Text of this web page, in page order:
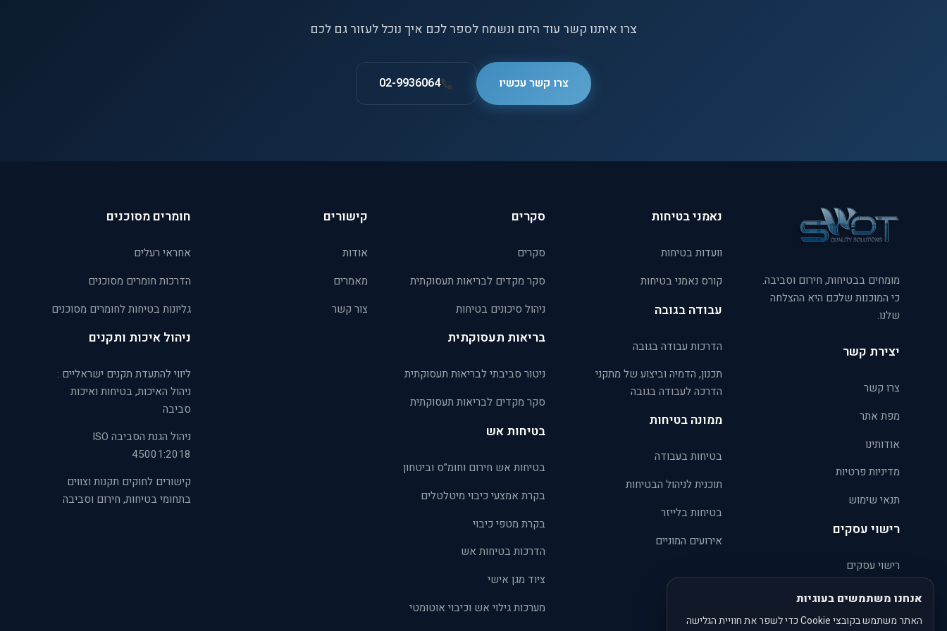
צרו איתנו קשר עוד היום ונשמח לספר לכם איך נוכל לעזור גם לכם
צרו קשר עכשיו 02-9936064
מומחים בבטיחות, חירום וסביבה.
כי המוכנות שלכם היא ההצלחה
שלנו.
יצירת קשר
צרו קשר
מפת אתר
אודותינו
מדיניות פרטיות
תנאי שימוש
רישוי עסקים
רישוי עסקים
טפסים אחידים לרישוי עסקים
רישוי עסקים במפעל – סיפור
נאמני בטיחות
וועדות בטיחות
קורס נאמני בטיחות
עבודה בגובה
הדרכות עבודה בגובה
תכנון, הדמיה וביצוע של מתקני
הדרכה לעבודה בגובה
ממונה בטיחות
בטיחות בעבודה
תוכנית לניהול הבטיחות
בטיחות בלייזר
אירועים המוניים
סקרים
סקרים
סקר מקדים לבריאות תעסוקתית
ניהול סיכונים בטיחות
בריאות תעסוקתית
ניטור סביבתי לבריאות תעסוקתית
סקר מקדים לבריאות תעסוקתית
בטיחות אש
בטיחות אש חירום וחומ”ס וביטחון
בקרת אמצעי כיבוי מיטלטלים
בקרת מטפי כיבוי
הדרכות בטיחות אש
ציוד מגן אישי
מערכות גילוי אש וכיבוי אוטומטי
קישורים
אודות
מאמרים
צור קשר
חומרים מסוכנים
אחראי רעלים
הדרכות חומרים מסוכנים
גליונות בטיחות לחומרים מסוכנים
ניהול איכות ותקנים
ליווי להתעדת תקנים ישראליים :
ניהול האיכות, בטיחות ואיכות
סביבה
ניהול הגנת הסביבה ISO
45001:2018
קישורים לחוקים תקנות וצווים
בתחומי בטיחות, חירום וסביבה
אנחנו משתמשים בעוגיות
האתר משתמש בקובצי Cookie כדי לשפר את חוויית הגלישה